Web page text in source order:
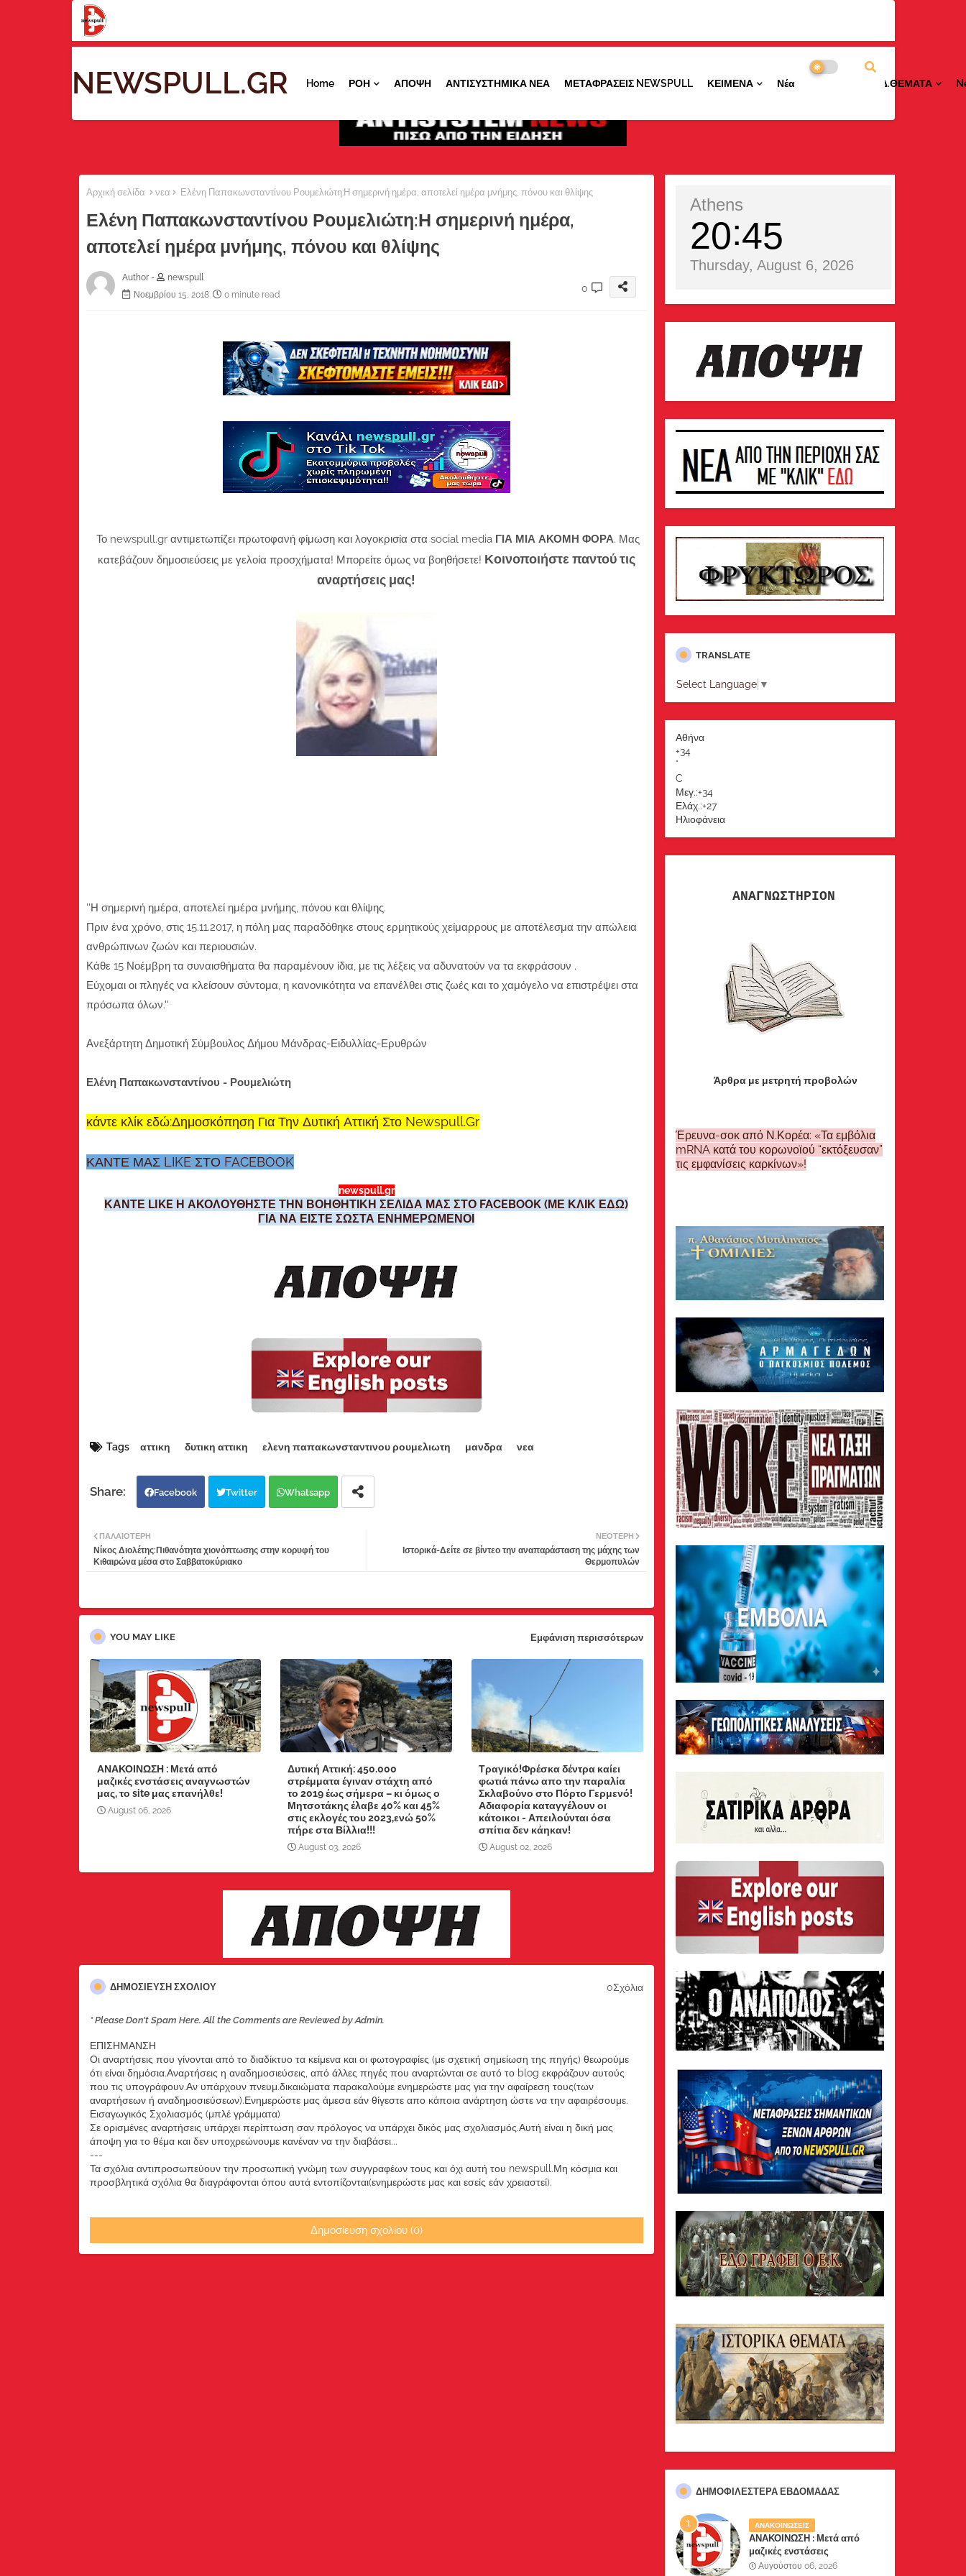
NEWSPULL.GR Home ΡΟΗ ΑΠΟΨΗ ΑΝΤΙΣΥΣΤΗΜΙΚΑ ΝΕΑ ΜΕΤΑΦΡΑΣΕΙΣ NEWSPULL ΚΕΙΜΕΝΑ ΝέαΠΕΡΙΟΧΩΝ ΕΙΔ.ΘΕΜΑΤΑ
Αρχική σελίδα νεα Ελένη Παπακωνσταντίνου Ρουμελιώτη:Η σημερινή ημέρα, αποτελεί ημέρα μνήμης, πόνου και θλίψης
Ελένη Παπακωνσταντίνου Ρουμελιώτη:Η σημερινή ημέρα,
αποτελεί ημέρα μνήμης, πόνου και θλίψης
Author -
newspull
Νοεμβρίου 15, 2018
0 minute read
0
Το newspull.gr αντιμετωπίζει πρωτοφανή φίμωση και λογοκρισία στα social media ΓΙΑ ΜΙΑ ΑΚΟΜΗ ΦΟΡΑ. Μας
κατεβάζουν δημοσιεύσεις με γελοία προσχήματα! Μπορείτε όμως να βοηθήσετε! Κοινοποιήστε παντού τις
αναρτήσεις μας!
''Η σημερινή ημέρα, αποτελεί ημέρα μνήμης, πόνου και θλίψης.
Πριν ένα χρόνο, στις 15.11.2017, η πόλη μας παραδόθηκε στους ερμητικούς χείμαρρους με αποτέλεσμα την απώλεια
ανθρώπινων ζωών και περιουσιών.
Κάθε 15 Νοέμβρη τα συναισθήματα θα παραμένουν ίδια, με τις λέξεις να αδυνατούν να τα εκφράσουν .
Εύχομαι οι πληγές να κλείσουν σύντομα, η κανονικότητα να επανέλθει στις ζωές και το χαμόγελο να επιστρέψει στα
πρόσωπα όλων.''
Ανεξάρτητη Δημοτική Σύμβουλος Δήμου Μάνδρας-Ειδυλλίας-Ερυθρών
Ελένη Παπακωνσταντίνου - Ρουμελιώτη
κάντε κλίκ εδώ:Δημοσκόπηση Για Την Δυτική Αττική Στο Newspull.Gr
ΚΑΝΤΕ ΜΑΣ LIKE ΣΤΟ FACEBOOK
newspull.gr
ΚΑΝΤΕ LIKE Η ΑΚΟΛΟΥΘΗΣΤΕ ΤΗΝ ΒΟΗΘΗΤΙΚΗ ΣΕΛΙΔΑ ΜΑΣ ΣΤΟ FACEBOOK (ΜΕ ΚΛΙΚ ΕΔΩ)
ΓΙΑ ΝΑ ΕΙΣΤΕ ΣΩΣΤΑ ΕΝΗΜΕΡΩΜΕΝΟΙ
Tags αττικη δυτικη αττικη ελενη παπακωνσταντινου ρουμελιωτη μανδρα νεα
Facebook Twitter Whatsapp
ΝΕΌΤΕΡΗ
Ιστορικά-Δείτε σε βίντεο την αναπαράσταση της μάχης των
Θερμοπυλών
ΠΑΛΑΙΌΤΕΡΗ
Νίκος Διολέτης:Πιθανότητα χιονόπτωσης στην κορυφή του
Κιθαιρώνα μέσα στο Σαββατοκύριακο
YOU MAY LIKE Εμφάνιση περισσότερων
ΑΝΑΚΟΙΝΩΣΗ : Μετά από
μαζικές ενστάσεις αναγνωστών
μας, το site μας επανήλθε!
August 06, 2026
Δυτική Αττική: 450.000
στρέμματα έγιναν στάχτη από
το 2019 έως σήμερα – κι όμως ο
Μητσοτάκης έλαβε 40% και 45%
στις εκλογές του 2023,ενώ 50%
πήρε στα Βίλλια!!!
August 03, 2026
Τραγικό!Φρέσκα δέντρα καίει
φωτιά πάνω απο την παραλία
Σκλαβούνο στο Πόρτο Γερμενό!
Αδιαφορία καταγγέλουν οι
κάτοικοι - Απειλούνται όσα
σπίτια δεν κάηκαν!
August 02, 2026
ΔΗΜΟΣΊΕΥΣΗ ΣΧΟΛΊΟΥ 0Σχόλια
* Please Don't Spam Here. All the Comments are Reviewed by Admin.
ΕΠΙΣΗΜΑΝΣΗ
Οι αναρτήσεις που γίνονται από το διαδίκτυο τα κείμενα και οι φωτογραφίες (με σχετική σημείωση της πηγής) θεωρούμε
ότι είναι δημόσια.Αναρτήσεις η αναδημοσιεύσεις, από άλλες πηγές που αναρτώνται σε αυτό το blog εκφράζουν αυτούς
που τις υπογράφουν.Αν υπάρχουν πνευμ.δικαιώματα παρακαλούμε ενημερώστε μας για την αφαίρεση τους(των
αναρτήσεων ή αναδημοσιεύσεων).Ενημερώστε μας άμεσα εάν θίγεστε απο κάποια ανάρτηση ώστε να την αφαιρέσουμε.
Εισαγωγικός Σχολιασμός (μπλέ γράμματα)
Σε ορισμένες αναρτήσεις υπάρχει περίπτωση σαν πρόλογος να υπάρχει δικός μας σχολιασμός.Αυτή είναι η δική μας
άποψη για το θέμα και δεν υποχρεώνουμε κανέναν να την διαβάσει...
---
Τα σχόλια αντιπροσωπεύουν την προσωπική γνώμη των συγγραφέων τους και όχι αυτή του newspull.Μη κόσμια και
προσβλητικά σχόλια θα διαγράφονται όπου αυτά εντοπίζονται(ενημερώστε μας και εσείς εάν χρειαστεί).
Δημοσίευση σχολίου (0)
Athens
20 45
Thursday, August 6, 2026
TRANSLATE
Select Language ▼
Αθήνα
+34
°
C
Μεγ.:+34
Ελάχ.:+27
Ηλιοφάνεια
ΑΝΑΓΝΩΣΤΗΡΙΟΝ
Άρθρα με μετρητή προβολών
Έρευνα-σοκ από Ν.Κορέα: «Τα εμβόλια
mRNA κατά του κορωνοϊού “εκτόξευσαν”
τις εμφανίσεις καρκίνων»!
ΔΗΜΟΦΙΛΈΣΤΕΡΑ ΕΒΔΟΜΆΔΑΣ
ΑΝΑΚΟΙΝΩΣΕΙΣ
ΑΝΑΚΟΙΝΩΣΗ : Μετά από
μαζικές ενστάσεις
αναγνωστών μας, το site μας
Αυγούστου 06, 2026
λαμβάνετε ειδοποιήσεις για σημαντικά θέματά